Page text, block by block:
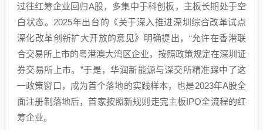
过往红筹企业回归A股，多集中于科创板，主板长期处于空
白状态。2025年出台的《关于深入推进深圳综合改革试点
深化改革创新扩大开放的意见》明确提出，“允许在香港联
合交易所上市的粤港澳大湾区企业，按照政策规定在深圳证
券交易所上市。”于是，华润新能源与深交所精准踩中了这
一政策窗口，成为首个落地的实践样本，也是2023年A股全
面注册制落地后，首家按照新规则走完主板IPO全流程的红
筹企业。